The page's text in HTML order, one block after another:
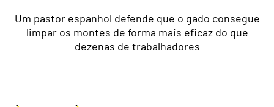
Um pastor espanhol defende que o gado consegue
limpar os montes de forma mais eficaz do que
dezenas de trabalhadores